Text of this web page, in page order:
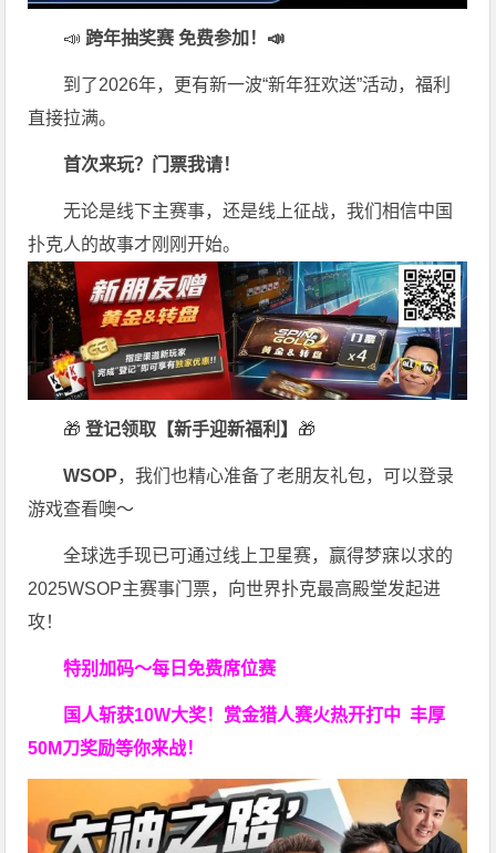
📣 跨年抽奖赛 免费参加 ！📣
到了2026年，更有新一波“新年狂欢送”活动，福利
直接拉满。
首次来玩？门票我请！
无论是线下主赛事，还是线上征战，我们相信中国
扑克人的故事才刚刚开始。
🎁 登记领取【新手迎新福利】 🎁
WSOP，我们也精心准备了老朋友礼包，可以登录
游戏查看噢～
全球选手现已可通过线上卫星赛，赢得梦寐以求的
2025WSOP主赛事门票，向世界扑克最高殿堂发起进
攻！
特别加码～每日免费席位赛
国人斩获10W大奖！ 赏金猎人赛火热开打中 丰厚
50M刀奖励等你来战！